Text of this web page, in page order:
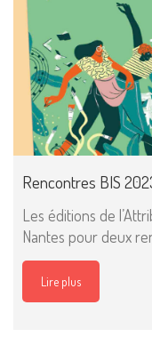
Rencontres BIS
Les éditions de
Nantes pour deux
Lire plus